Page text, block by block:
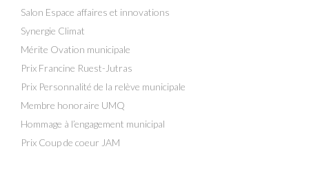
Salon Espace affaires et innovations
Synergie Climat
Mérite Ovation municipale
Prix Francine Ruest-Jutras
Prix Personnalité de la relève municipale
Membre honoraire UMQ
Hommage à l’engagement municipal
Prix Coup de coeur JAM